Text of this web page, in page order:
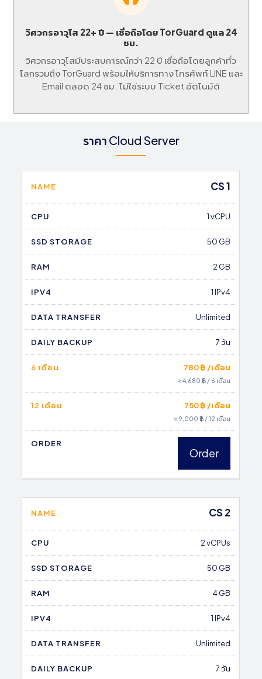
วิศวกรอาวุโส 22+ ปี — เชื่อถือโดย TorGuard ดูแล 24
ชม.
วิศวกรอาวุโสมีประสบการณ์กว่า 22 ปี เชื่อถือโดยลูกค้าทั่ว
โลกรวมถึง TorGuard พร้อมให้บริการทาง โทรศัพท์ LINE และ
Email ตลอด 24 ชม. ไม่ใช่ระบบ Ticket อัตโนมัติ
ราคา Cloud Server
NAME CS 1
CPU 1 vCPU
SSD STORAGE 50 GB
RAM 2 GB
IPV4 1 IPv4
DATA TRANSFER Unlimited
DAILY BACKUP 7 วัน
6 เดือน 780 ฿ /เดือน
≈ 4,680 ฿ / 6 เดือน
12 เดือน 750 ฿ /เดือน
≈ 9,000 ฿ / 12 เดือน
ORDER
Order
NAME CS 2
CPU 2 vCPUs
SSD STORAGE 50 GB
RAM 4 GB
IPV4 1 IPv4
DATA TRANSFER Unlimited
DAILY BACKUP 7 วัน